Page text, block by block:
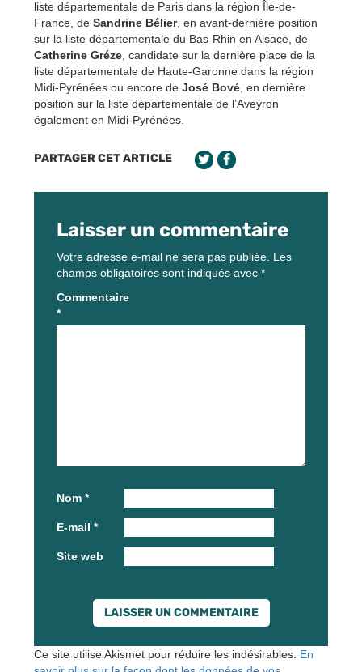
liste départementale de Paris dans la région Île-de-
France, de Sandrine Bélier, en avant-dernière position
sur la liste départementale du Bas-Rhin en Alsace, de
Catherine Gréze , candidate sur la dernière place de la
liste départementale de Haute-Garonne dans la région
Midi-Pyrénées ou encore de José Bové , en dernière
position sur la liste départementale de l’Aveyron
également en Midi-Pyrénées.
PARTAGER CET ARTICLE
Laisser un commentaire
Votre adresse e-mail ne sera pas publiée. Les
champs obligatoires sont indiqués avec *
Commentaire
*
Nom *
E-mail *
Site web
Ce site utilise Akismet pour réduire les indésirables. En